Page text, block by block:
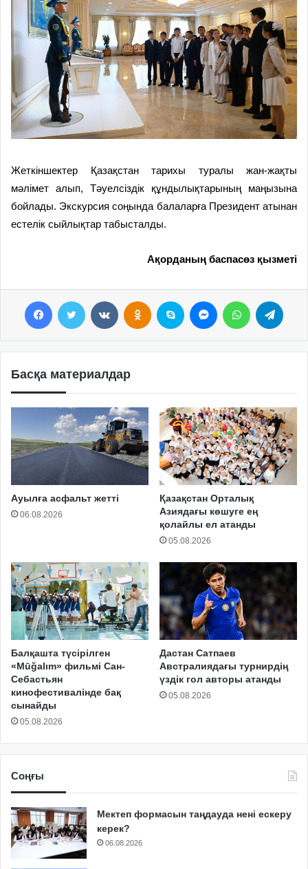
Жеткіншектер Қазақстан тарихы туралы жан-жақты
мәлімет алып, Тәуелсіздік құндылықтарының маңызына
бойлады. Экскурсия соңында балаларға Президент атынан
естелік сыйлықтар табысталды.
Ақорданың баспасөз қызметі
Басқа материалдар
Ауылға асфальт жетті
06.08.2026
Қазақстан Орталық
Азиядағы көшуге ең
қолайлы ел атанды
05.08.2026
Балқашта түсірілген
«Mūğalım» фильмі Сан-
Себастьян
кинофестивалінде бақ
сынайды
05.08.2026
Дастан Сатпаев
Австралиядағы турнирдің
үздік гол авторы атанды
05.08.2026
Соңғы
Мектеп формасын таңдауда нені ескеру
керек?
06.08.2026